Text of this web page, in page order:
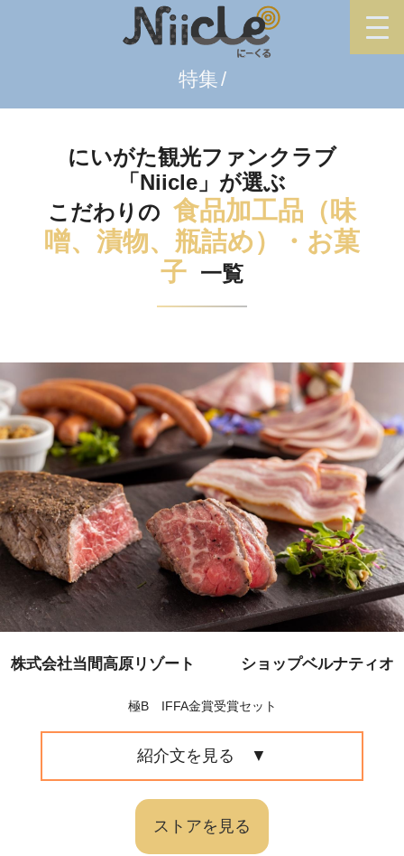
特集
にいがた観光ファンクラブ
「Niicle」が選ぶ
こだわりの 食品加工品（味
噌、漬物、瓶詰め）・お菓
子 一覧
株式会社当間高原リゾート ショップベルナティオ
極B IFFA金賞受賞セット
紹介文を見る
ストアを見る